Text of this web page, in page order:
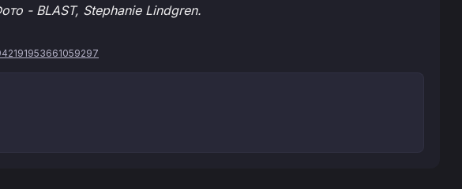
- BLAST, Stephanie Lindgren.